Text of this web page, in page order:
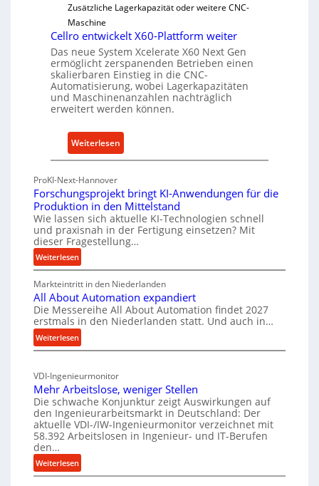
r
a
s
t
s
c
u
z
ü
r
i
n
i
r
e
k
t
t
r
i
e
Zusätzliche Lagerkapazität oder weitere CNC-
Maschine
Cellro entwickelt X60-Plattform weiter
Das neue System Xcelerate X60 Next Gen
ermöglicht zerspanenden Betrieben einen
skalierbaren Einstieg in die CNC-
Automatisierung, wobei Lagerkapazitäten
und Maschinenanzahlen nachträglich
erweitert werden können.
Weiterlesen
C
l
r
o
e
w
i
c
e
X
6
0
-
ProKI-Next-Hannover
Forschungsprojekt bringt KI-Anwendungen für die
Produktion in den Mittelstand
Wie lassen sich aktuelle KI-Technologien schnell
und praxisnah in der Fertigung einsetzen? Mit
dieser Fragestellung…
Weiterlesen:
F
o
r
s
c
h
u
g
s
p
r
o
k
Markteintritt in den Niederlanden
All About Automation expandiert
Die Messereihe All About Automation findet 2027
erstmals in den Niederlanden statt. Und auch in…
Weiterlesen:
A
l
A
b
o
u
A
u
VDI-Ingenieurmonitor
Mehr Arbeitslose, weniger Stellen
Die schwache Konjunktur zeigt Auswirkungen auf
den Ingenieurarbeitsmarkt in Deutschland: Der
aktuelle VDI-/IW-Ingenieurmonitor verzeichnet mit
58.392 Arbeitslosen in Ingenieur- und IT-Berufen
den…
Weiterlesen:
M